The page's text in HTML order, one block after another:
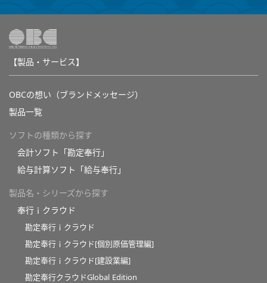
【製品・サービス】
OBCの想い（ブランドメッセージ）
製品一覧
ソフトの種類から探す
会計ソフト「勘定奉行」
給与計算ソフト「給与奉行」
製品名・シリーズから探す
奉行ｉクラウド
勘定奉行ｉクラウド
勘定奉行ｉクラウド[個別原価管理編]
勘定奉行ｉクラウド[建設業編]
勘定奉行クラウドGlobal Edition